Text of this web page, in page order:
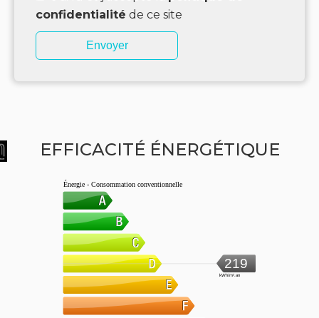
confidentialité de ce site
Envoyer
EFFICACITÉ ÉNERGÉTIQUE
Énergie - Consommation conventionnelle
219
kWh/m².an